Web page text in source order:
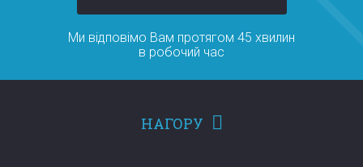
Ми відповімо Вам протягом 45 хвилин
в робочий час
НАГОРУ